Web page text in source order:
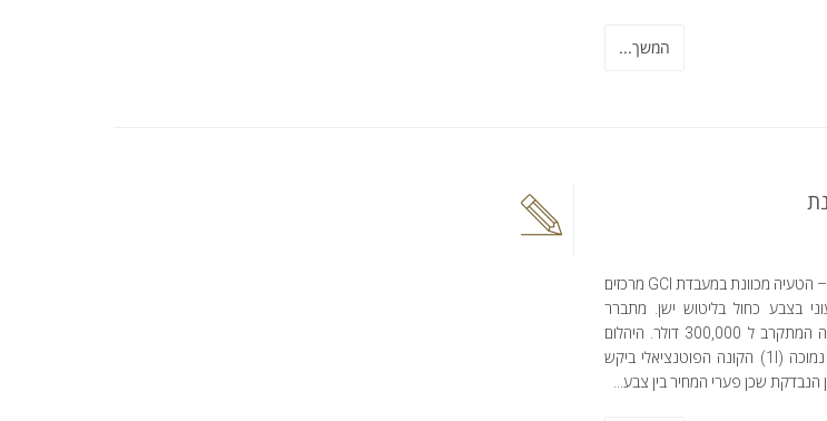
המשך...
Laboratory alert ! יהלום סינטטי – הטעיה מכוונת במעבדת GCI מרכזים
בצבע כחול בליטוש ישן. מתברר
שהיהלום הועמד למכירה בסכום גבוה המתקרב ל 300,000 דולר. היהלום
שקל 1.59 קרט והיה ברמת ניקיון נמוכה (1I) הקונה הפוטנציאלי ביקש
שכן פערי המחיר בין צבע...